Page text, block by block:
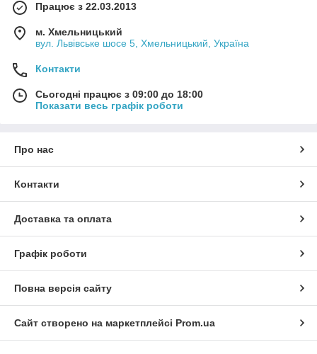
Працює з 22.03.2013
м. Хмельницький
вул. Львівське шосе 5, Хмельницький, Україна
Контакти
Сьогодні працює з 09:00 до 18:00
Показати весь графік роботи
Про нас
Контакти
Доставка та оплата
Графік роботи
Повна версія сайту
Сайт створено на маркетплейсі Prom.ua